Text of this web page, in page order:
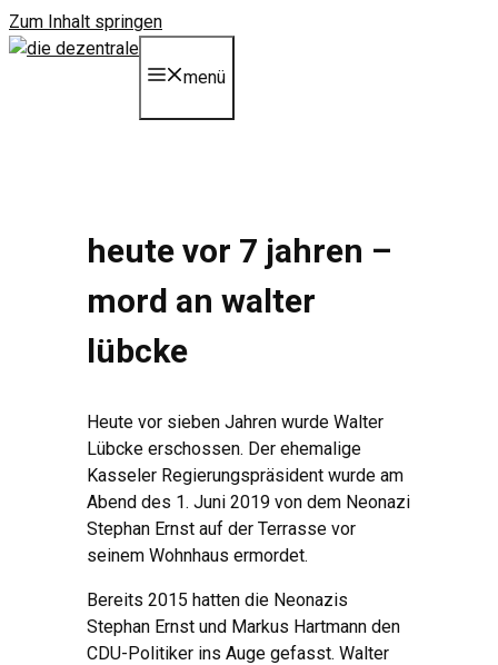
Zum Inhalt springen
menü
heute vor 7 jahren –
mord an walter
lübcke
Heute vor sieben Jahren wurde Walter
Lübcke erschossen. Der ehemalige
Kasseler Regierungspräsident wurde am
Abend des 1. Juni 2019 von dem Neonazi
Stephan Ernst auf der Terrasse vor
seinem Wohnhaus ermordet.
Bereits 2015 hatten die Neonazis
Stephan Ernst und Markus Hartmann den
CDU-Politiker ins Auge gefasst. Walter